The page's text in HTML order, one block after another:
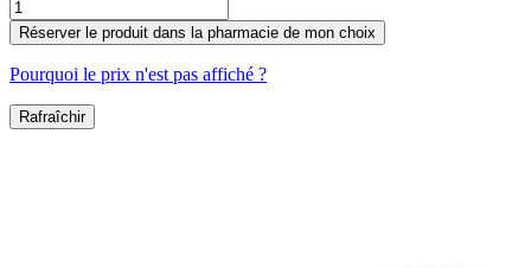
Réserver le produit dans la pharmacie de mon choix
Pourquoi le prix n'est pas affiché ?